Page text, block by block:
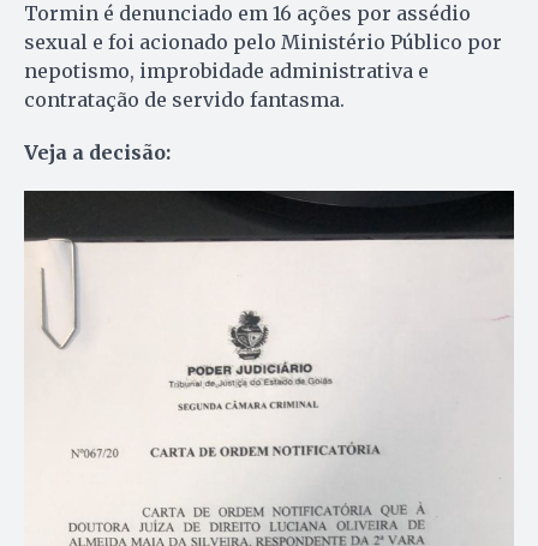
Tormin é denunciado em 16 ações por assédio
sexual e foi acionado pelo Ministério Público por
nepotismo, improbidade administrativa e
contratação de servido fantasma.
Veja a decisão: